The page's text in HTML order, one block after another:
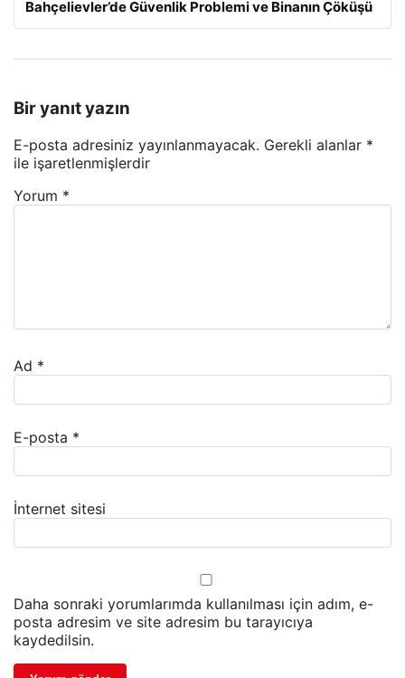
Bahçelievler’de Güvenlik Problemi ve Binanın Çöküşü
Bir yanıt yazın
E-posta adresiniz yayınlanmayacak. Gerekli alanlar *
ile işaretlenmişlerdir
Yorum *
Ad *
E-posta *
İnternet sitesi
Daha sonraki yorumlarımda kullanılması için adım, e-
posta adresim ve site adresim bu tarayıcıya
kaydedilsin.